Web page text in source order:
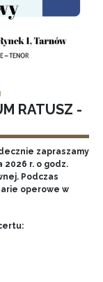
RATUSZ -
zapraszamy
2026 r. o godz.
Podczas
operowe w